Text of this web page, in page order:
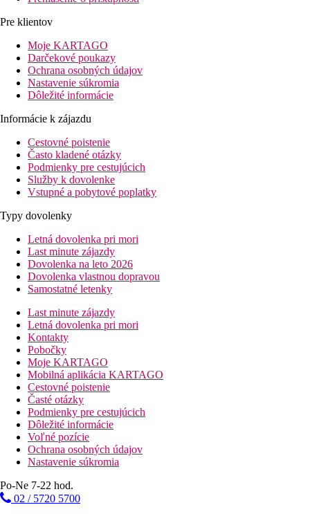
Pre klientov
Moje KARTAGO
Darčekové poukazy
Ochrana osobných údajov
Nastavenie súkromia
Dôležité informácie
Informácie k zájazdu
Cestovné poistenie
Často kladené otázky
Podmienky pre cestujúcich
Služby k dovolenke
Vstupné a pobytové poplatky
Typy dovolenky
Letná dovolenka pri mori
Last minute zájazdy
Dovolenka na leto 2026
Dovolenka vlastnou dopravou
Samostatné letenky
Last minute zájazdy
Letná dovolenka pri mori
Kontakty
Pobočky
Moje KARTAGO
Mobilná aplikácia KARTAGO
Cestovné poistenie
Časté otázky
Podmienky pre cestujúcich
Dôležité informácie
Voľné pozície
Ochrana osobných údajov
Nastavenie súkromia
Po-Ne 7-22 hod.
02 / 5720 5700